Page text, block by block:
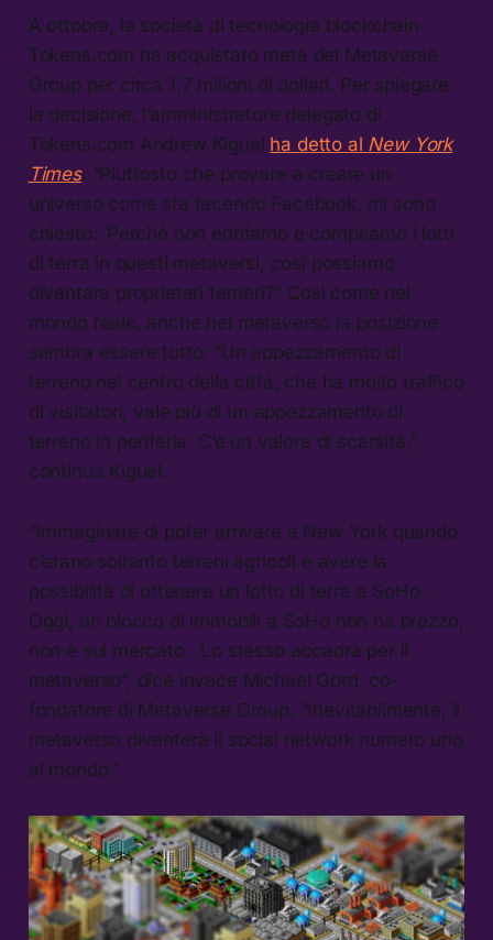
A ottobre, la società di tecnologia blockchain
Tokens.com ha acquistato metà del Metaverse
Group per circa 1,7 milioni di dollari. Per spiegare
la decisione, l’amministratore delegato di
Tokens.com Andrew Kiguel ha detto al New York
Times: “Piuttosto che provare a creare un
universo come sta facendo Facebook, mi sono
chiesto: ‘Perché non entriamo e compriamo i lotti
di terra in questi metaversi, così possiamo
diventare proprietari terrieri?” Così come nel
mondo reale, anche nel metaverso la posizione
sembra essere tutto: “Un appezzamento di
terreno nel centro della città, che ha molto traffico
di visitatori, vale più di un appezzamento di
terreno in periferia. C’è un valore di scarsità,”
continua Kiguel.
“Immaginate di poter arrivare a New York quando
c’erano soltanto terreni agricoli e avere la
possibilità di ottenere un lotto di terra a SoHo.
Oggi, un blocco di immobili a SoHo non ha prezzo,
non è sul mercato. Lo stesso accadrà per il
metaverso”, dice invece Michael Gord, co-
fondatore di Metaverse Group. “Inevitabilmente, il
metaverso diventerà il social network numero uno
al mondo.”